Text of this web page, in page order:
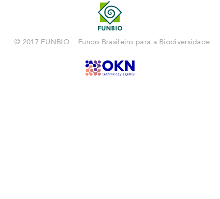
© 2017 FUNBIO – Fundo Brasileiro para a Biodiversidade